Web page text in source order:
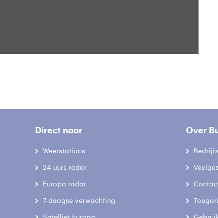
Direct naar
Weerstations
24 uurs radar
Europa radar
7-daagse verwachting
Over